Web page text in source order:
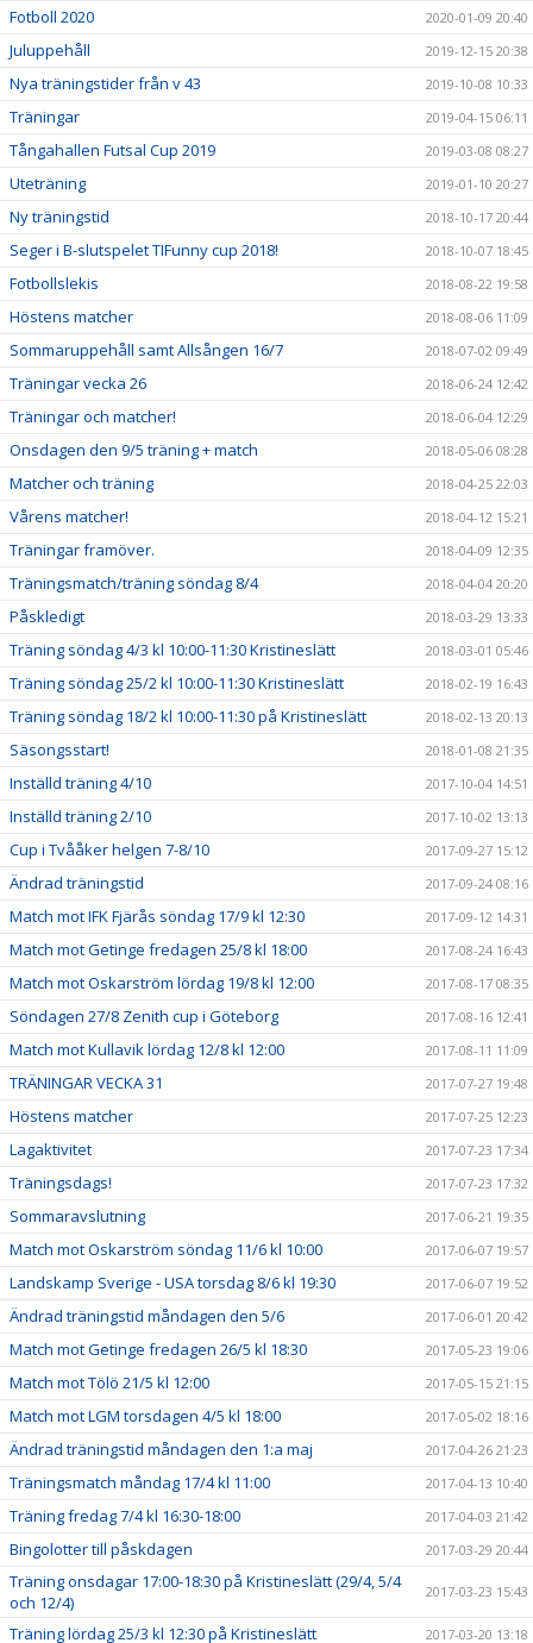
Fotboll 2020 2020-01-09 20:40
Juluppehåll 2019-12-15 20:38
Nya träningstider från v 43 2019-10-08 10:33
Träningar 2019-04-15 06:11
Tångahallen Futsal Cup 2019 2019-03-08 08:27
Uteträning 2019-01-10 20:27
Ny träningstid 2018-10-17 20:44
Seger i B-slutspelet TIFunny cup 2018! 2018-10-07 18:45
Fotbollslekis 2018-08-22 19:58
Höstens matcher 2018-08-06 11:09
Sommaruppehåll samt Allsången 16/7 2018-07-02 09:49
Träningar vecka 26 2018-06-24 12:42
Träningar och matcher! 2018-06-04 12:29
Onsdagen den 9/5 träning + match 2018-05-06 08:28
Matcher och träning 2018-04-25 22:03
Vårens matcher! 2018-04-12 15:21
Träningar framöver. 2018-04-09 12:35
Träningsmatch/träning söndag 8/4 2018-04-04 20:20
Påskledigt 2018-03-29 13:33
Träning söndag 4/3 kl 10:00-11:30 Kristineslätt 2018-03-01 05:46
Träning söndag 25/2 kl 10:00-11:30 Kristineslätt 2018-02-19 16:43
Träning söndag 18/2 kl 10:00-11:30 på Kristineslätt 2018-02-13 20:13
Säsongsstart! 2018-01-08 21:35
Inställd träning 4/10 2017-10-04 14:51
Inställd träning 2/10 2017-10-02 13:13
Cup i Tvååker helgen 7-8/10 2017-09-27 15:12
Ändrad träningstid 2017-09-24 08:16
Match mot IFK Fjärås söndag 17/9 kl 12:30 2017-09-12 14:31
Match mot Getinge fredagen 25/8 kl 18:00 2017-08-24 16:43
Match mot Oskarström lördag 19/8 kl 12:00 2017-08-17 08:35
Söndagen 27/8 Zenith cup i Göteborg 2017-08-16 12:41
Match mot Kullavik lördag 12/8 kl 12:00 2017-08-11 11:09
TRÄNINGAR VECKA 31 2017-07-27 19:48
Höstens matcher 2017-07-25 12:23
Lagaktivitet 2017-07-23 17:34
Träningsdags! 2017-07-23 17:32
Sommaravslutning 2017-06-21 19:35
Match mot Oskarström söndag 11/6 kl 10:00 2017-06-07 19:57
Landskamp Sverige - USA torsdag 8/6 kl 19:30 2017-06-07 19:52
Ändrad träningstid måndagen den 5/6 2017-06-01 20:42
Match mot Getinge fredagen 26/5 kl 18:30 2017-05-23 19:06
Match mot Tölö 21/5 kl 12:00 2017-05-15 21:15
Match mot LGM torsdagen 4/5 kl 18:00 2017-05-02 18:16
Ändrad träningstid måndagen den 1:a maj 2017-04-26 21:23
Träningsmatch måndag 17/4 kl 11:00 2017-04-13 10:40
Träning fredag 7/4 kl 16:30-18:00 2017-04-03 21:42
Bingolotter till påskdagen 2017-03-29 20:44
Träning onsdagar 17:00-18:30 på Kristineslätt (29/4, 5/4
och 12/4)
2017-03-23 15:43
Träning lördag 25/3 kl 12:30 på Kristineslätt 2017-03-20 13:18